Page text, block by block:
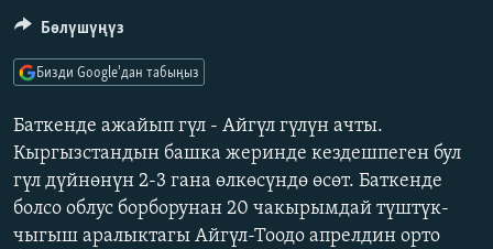
МАДАНИЯТ
ТВ ПРОГРАММАЛАР
БҮГҮН АЗАТТЫКТА
БИЗ ЖАНА ДҮЙНӨ
ДАНИСТЕ
ПОДКАСТ
Русский
ОНЛАЙН ШЕРИНЕ
Баткенде ажайып гүл - Айгүл гүлүн ачты.
Кыргызстандын башка жеринде кездешпеген бул
гүл дүйнөнүн 2-3 гана өлкөсүндө өсөт. Баткенде
болсо облус борборунан 20 чакырымдай түштүк-
чыгыш аралыктагы Айгүл-Тоодо апрелдин орто
Бөлүшүңүз
Бизди Google'дан табыңыз